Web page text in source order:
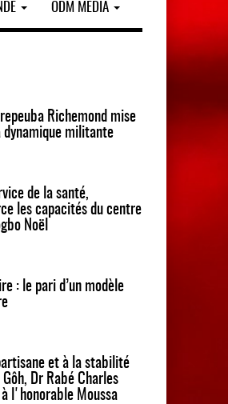
ODM MEDIA
Richemond mise
militante
de la santé,
les capacités du centre
Noël
: le pari d’un modèle
et à la stabilité
Dr Rabé Charles
l'honorable Moussa